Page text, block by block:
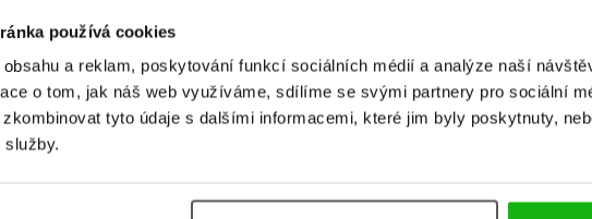
používá cookies
obsahu a reklam, poskytování funkcí sociálních médií a analýze naší
o tom, jak náš web využíváme, sdílíme se svými partnery pro sociální
zkombinovat tyto údaje s dalšími informacemi, které jim byly poskytnuty,
služby.
jandre